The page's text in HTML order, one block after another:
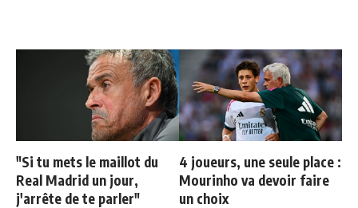
"Si tu mets le maillot du
Real Madrid un jour,
j'arrête de te parler"
4 joueurs, une seule place :
Mourinho va devoir faire
un choix